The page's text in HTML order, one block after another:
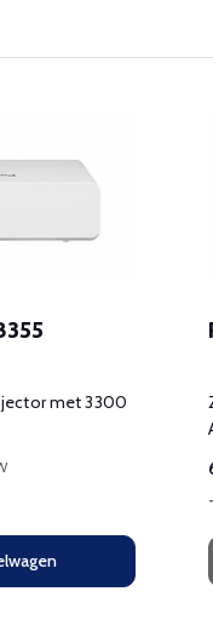
met 3300